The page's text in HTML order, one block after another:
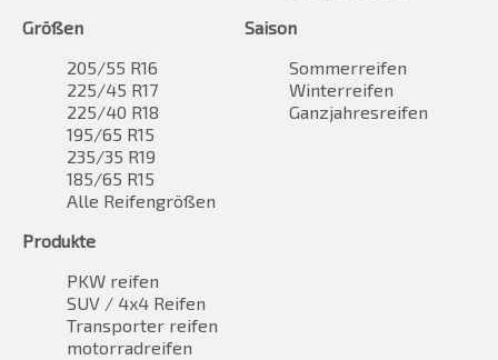
Größen
205/55 R16
225/45 R17
225/40 R18
195/65 R15
235/35 R19
185/65 R15
Alle Reifengrößen
Saison
Sommerreifen
Winterreifen
Ganzjahresreifen
Produkte
PKW reifen
SUV / 4x4 Reifen
Transporter reifen
motorradreifen